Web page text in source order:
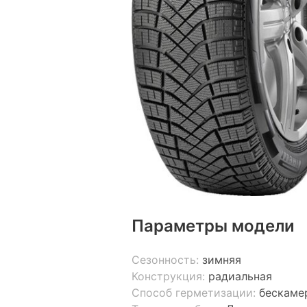
Параметры модели
Сезонность: зимняя
Конструкция: радиальная
Способ герметизации: